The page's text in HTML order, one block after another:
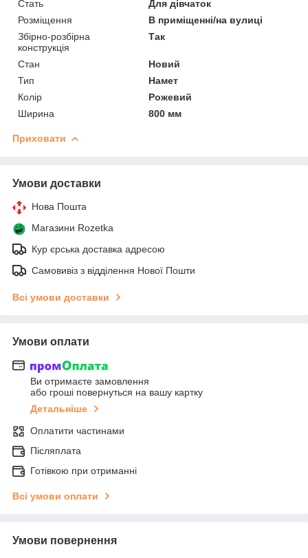
Стать
Для дівчаток
Розміщення
В приміщенні/на вулиці
Збірно-розбірна
конструкція
Так
Стан
Новий
Тип
Намет
Колір
Рожевий
Ширина
800 мм
Приховати
Умови доставки
Нова Пошта
Магазини Rozetka
Кур єрська доставка адресою
Самовивіз з відділення Нової Пошти
Всі умови доставки
Умови оплати
Ви отримаєте замовлення
або гроші повернуться на вашу картку
Детальніше
Оплатити частинами
Післяплата
Готівкою при отриманні
Всі умови оплати
Умови повернення